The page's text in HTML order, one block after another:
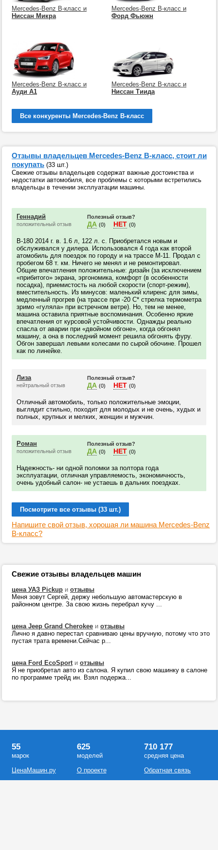
Mercedes-Benz B-класс и
Ниссан Микра
Mercedes-Benz B-класс и
Форд Фьюжн
Mercedes-Benz B-класс и
Ауди А1
Mercedes-Benz B-класс и
Ниссан Тиида
Все конкуренты Mercedes-Benz B-класс
Отзывы владельцев Mercedes-Benz B-класс, стоит ли
покупать (33 шт.)
Свежие отзывы владельцев содержат важные достоинства и
недостатки автомобиля, все проблемы с которыми встретились
владельцы в течении эксплуатации машины.
Геннадий
положительный отзыв
Полезный отзыв?
ДА (0) НЕТ (0)
В-180 2014 г. в. 1.6 л, 122 л. с. Приобретался новым и
обслуживался у дилера. Использовался 4 года как второй
атомобиль для поездок по городу и на трассе М-11. Продал с
пробегом 68 т. км. Ничего не менял и не ремонтировал.
Общие впечатления положительные: дизайн (за исключением
«прибитого» экрана, эргономика, комфорт (в особенности
посадка), приемистость на любой скорости (спорт-режим),
вместительность. Из минусов: маленький клиренс для зимы,
медленный прогрев (на трассе при -20 С* стрелка термометра
зримо «гуляла» при встречном ветре). Но, тем не менее,
машина оставила приятные воспоминания. Особенно яркие
впечатления от курсовой устойчивости. Однажды реально
спасла от аварии при «двойном обгоне», когда обгонял
машину, а она в последний момент решила обгонять фуру.
Обгон завершал левыми колесами по сырой обочине. Прошел
как по линейке.
Лиза
нейтральный отзыв
Полезный отзыв?
ДА (0) НЕТ (0)
Отличный автомобиль, только положительные эмоции,
выглядит стильно, походит для молодых и не очень, худых и
полных, крупных и мелких, женщин и мужчин.
Роман
положительный отзыв
Полезный отзыв?
ДА (0) НЕТ (0)
Надежность- ни одной поломки за полтора года
эксплуатации, отличная управляемость, экономичность,
очень удобный салон- не устаешь в дальних поездках.
Посмотрите все отзывы (33 шт.)
Напишите свой отзыв, хорошая ли машина Mercedes-Benz
B-класс?
Свежие отзывы владельцев машин
цена УАЗ Pickup и отзывы
Меня зовут Сергей, держу небольшую автомастерскую в
районном центре. За свою жизнь перебрал кучу ...
цена Jeep Grand Cherokee и отзывы
Лично я давно перестал сравниваю цены вручную, потому что это
пустая трата времени.Сейчас р...
цена Ford EcoSportи отзывы
Я не приобретал авто из салона. Я купил свою машинку в салоне
по программе трейд ин. Взял подержа...
55
марок
ЦенаМашин.ру
625
моделей
О проекте
710 177
средняя цена
Обратная связь